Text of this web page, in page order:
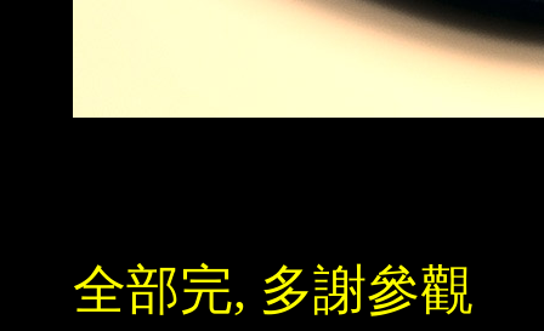
全部完, 多謝參觀